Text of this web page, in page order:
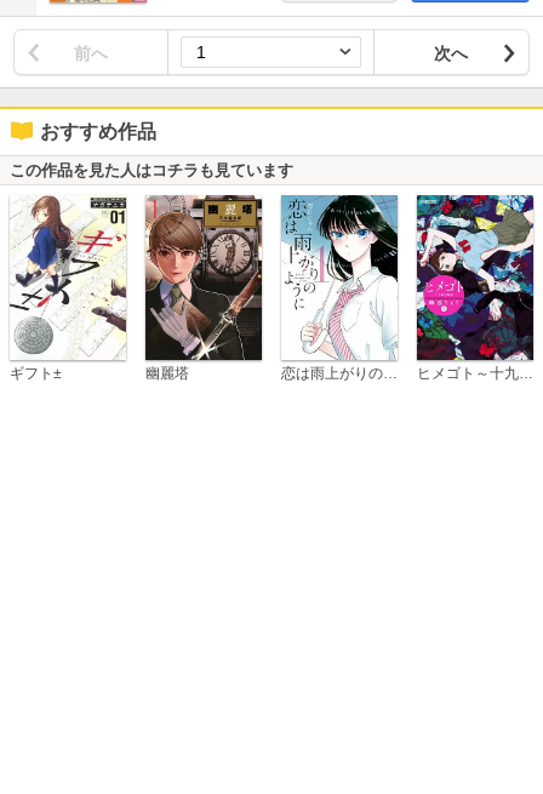
前へ 次へ
おすすめ作品
この作品を見た人はコチラも見ています
ギフト± 幽麗塔 恋は雨上がりのように ヒメゴト～十九歳の制服～